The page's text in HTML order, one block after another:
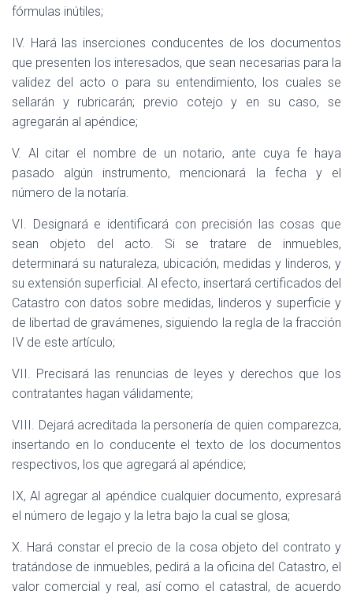
fórmulas inútiles;
IV. Hará las inserciones conducentes de los documentos
que presenten los interesados, que sean necesarias para la
validez del acto o para su entendimiento, los cuales se
sellarán y rubricarán; previo cotejo y en su caso, se
agregarán al apéndice;
V. Al citar el nombre de un notario, ante cuya fe haya
pasado algún instrumento, mencionará la fecha y el
número de la notaría.
VI. Designará e identificará con precisión las cosas que
sean objeto del acto. Si se tratare de inmuebles,
determinará su naturaleza, ubicación, medidas y linderos, y
su extensión superficial. Al efecto, insertará certificados del
Catastro con datos sobre medidas, linderos y superficie y
de libertad de gravámenes, siguiendo la regla de la fracción
IV de este artículo;
VII. Precisará las renuncias de leyes y derechos que los
contratantes hagan válidamente;
VIII. Dejará acreditada la personería de quien comparezca,
insertando en lo conducente el texto de los documentos
respectivos, los que agregará al apéndice;
IX, Al agregar al apéndice cualquier documento, expresará
el número de legajo y la letra bajo la cual se glosa;
X. Hará constar el precio de la cosa objeto del contrato y
tratándose de inmuebles, pedirá a la oficina del Catastro, el
valor comercial y real, así como el catastral, de acuerdo